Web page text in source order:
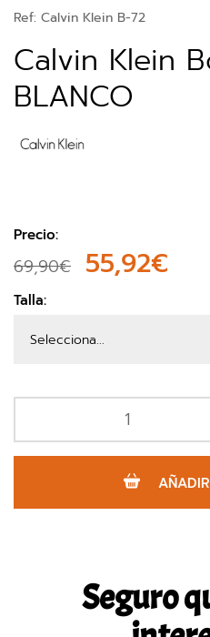
Ref: Calvin Klein B-72
Calvin Klein
BLANCO
Precio:
69,90€ 55,92€
Talla:
Seguro